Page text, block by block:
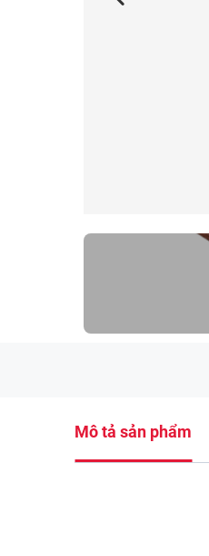
Mô tả sản phẩm